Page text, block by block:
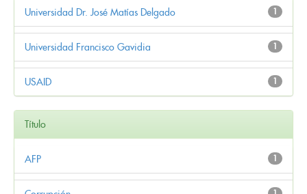
1
Universidad Dr. José Matías Delgado
1
Universidad Francisco Gavidia
1
USAID
Título
1
AFP